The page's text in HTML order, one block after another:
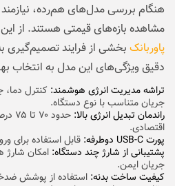
هنگام بررسی مدل‌های هم‌رده،
مشاهده بازه‌های قیمتی هستند. از
پاوربانک بخشی از فرایند
دقیق ویژگی‌های این مدل به انتخاب
تراشه مدیریت انرژی هوشمند: کنترل دما،
جریان متناسب با نوع دستگاه.
راندمان تبدیل انرژی بالا:
اقتصادی.
پورت USB-C دوطرفه:
قابل استفاده برای
پشتیبانی از شارژ چند دستگاه: امکان شارژ
جریان ایمن.
کیفیت ساخت بدنه: استفاده از پوشش